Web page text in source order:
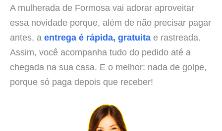
A mulherada de Formosa vai adorar aproveitar
essa novidade porque, além de não precisar pagar
antes, a entrega é rápida, gratuita e rastreada.
Assim, você acompanha tudo do pedido até a
chegada na sua casa. E o melhor: nada de golpe,
porque só paga depois que receber!